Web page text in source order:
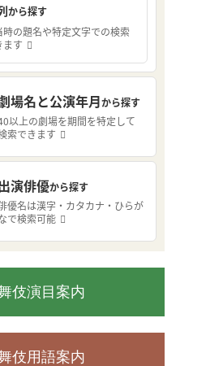
から探す
時の題名や特定文字での検索
ます
場名と公演年月から探す
以上の劇場を期間を特定して
索できます
演俳優から探す
優名は漢字・カタカナ・ひらが
で検索可能
伎演目案内
伎用語案内